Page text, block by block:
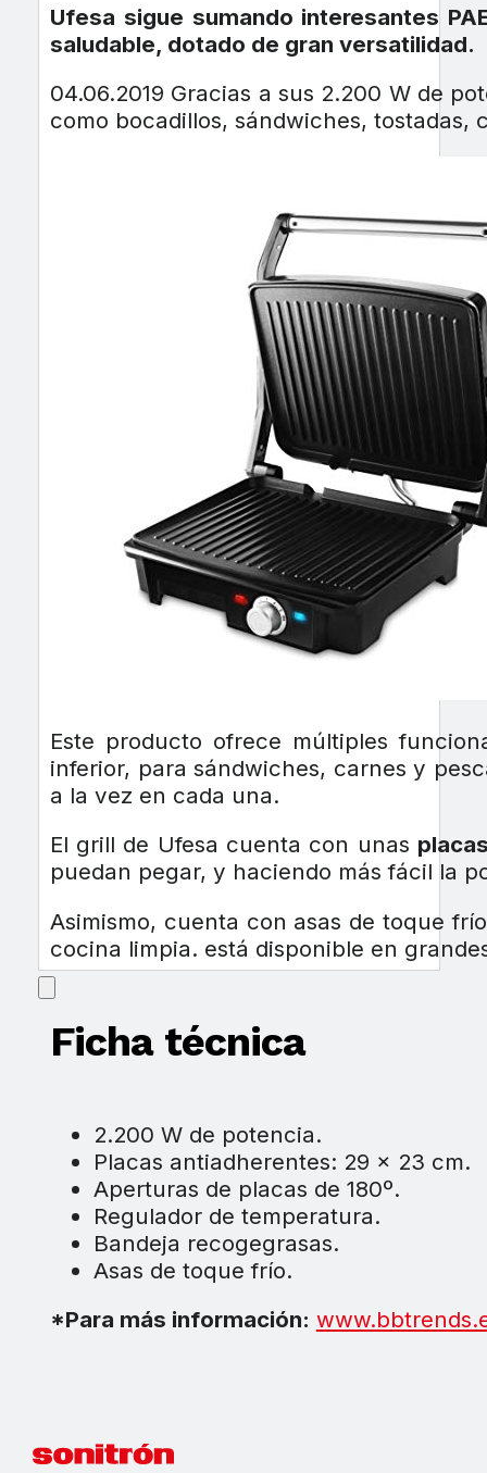
Ufesa sigue sumando interesantes
saludable, dotado de gran versatilidad.
04.06.2019 Gracias a sus 2.200 W de
como bocadillos, sándwiches,
Este producto ofrece múltiples
inferior, para sándwiches, carnes y
a la vez en cada una.
El grill de Ufesa cuenta con unas
puedan pegar, y haciendo más fácil la
Asimismo, cuenta con asas de toque
cocina limpia. está disponible en
Ficha técnica
2.200 W de potencia.
Placas antiadherentes: 29 x 23 cm.
Aperturas de placas de 180º.
Regulador de temperatura.
Bandeja recogegrasas.
Asas de toque frío.
*Para más información: